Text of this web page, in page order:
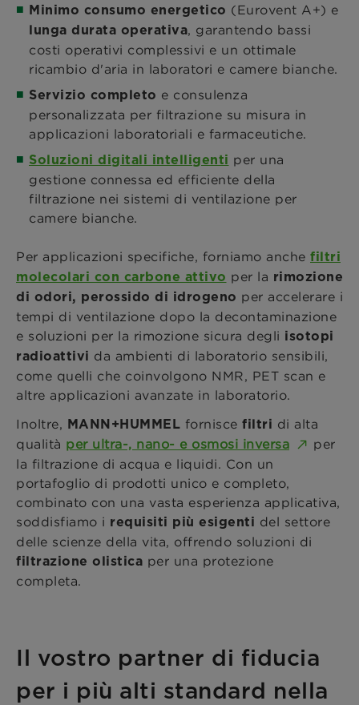
Minimo consumo energetico (Eurovent A+) e
lunga durata operativa, garantendo bassi
costi operativi complessivi e un ottimale
ricambio d'aria in laboratori e camere bianche.
Servizio completo e consulenza
personalizzata per filtrazione su misura in
applicazioni laboratoriali e farmaceutiche.
Soluzioni digitali intelligenti per una
gestione connessa ed efficiente della
filtrazione nei sistemi di ventilazione per
camere bianche.
Per applicazioni specifiche, forniamo anche filtri
molecolari con carbone attivo per la rimozione
di odori, perossido di idrogeno per accelerare i
tempi di ventilazione dopo la decontaminazione
e soluzioni per la rimozione sicura degli isotopi
radioattivi da ambienti di laboratorio sensibili,
come quelli che coinvolgono NMR, PET scan e
altre applicazioni avanzate in laboratorio.
Inoltre, MANN+HUMMEL fornisce filtri di alta
qualità per ultra-, nano- e osmosi inversa
per
la filtrazione di acqua e liquidi. Con un
portafoglio di prodotti unico e completo,
combinato con una vasta esperienza applicativa,
soddisfiamo i requisiti più esigenti del settore
delle scienze della vita, offrendo soluzioni di
filtrazione olistica per una protezione
completa.
Il vostro partner di fiducia
per i più alti standard nella